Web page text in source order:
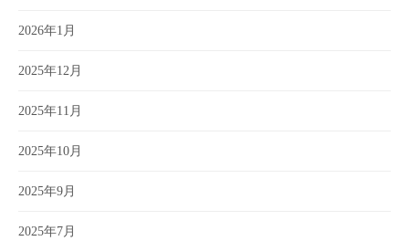
2026年1月
2025年12月
2025年11月
2025年10月
2025年9月
2025年7月